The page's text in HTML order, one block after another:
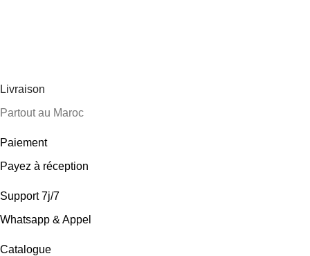
Livraison
Partout au Maroc
Paiement
Payez à réception
Support 7j/7
Whatsapp & Appel
Catalogue